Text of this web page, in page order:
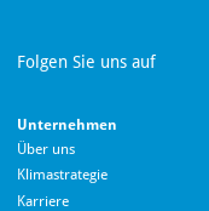
Folgen Sie uns auf
Unternehmen
Über uns
Klimastrategie
Karriere